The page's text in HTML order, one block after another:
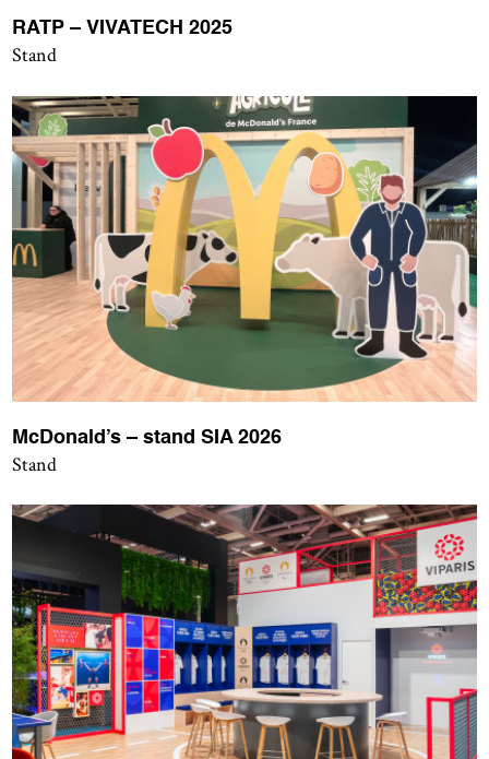
RATP – VIVATECH 2025
Stand
McDonald’s – stand SIA 2026
Stand